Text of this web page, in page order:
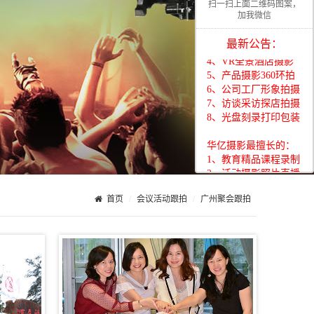
首页 会议活动跟拍 广州聚会跟拍
扫一扫上面二维码图案，
加我微信
最新公告：
1、教育精品课程录制
2、活动摄影照片直播
3、展会移动视频直播
4、VR全景酒店摄影
5、产品摄影360环拍
6、公司工厂形象拍摄
7、访谈采访探店拍摄
8、光盘刻录打印包装
1、教育精品课程录制
2、活动摄影照片直播
3、展会移动视频直播
5、产品摄影360环拍
6、公司工厂形象拍摄
8、光盘刻录打印包装
华亿摄影最擅长的：
1、教育精品课程录制
2、活动摄影照片直播